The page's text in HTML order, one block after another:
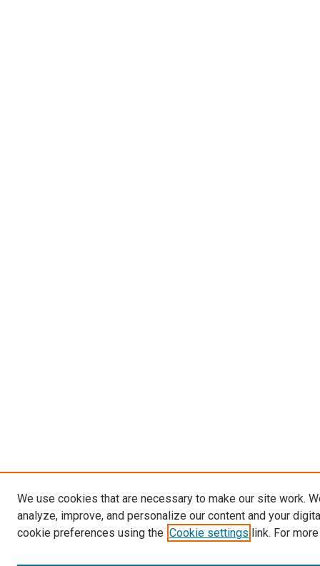
We use cookies that are necessary to make our site work.
analyze, improve, and personalize our content and your
cookie preferences using the Cookie settings link. For